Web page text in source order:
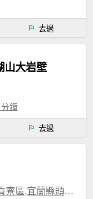
去過
山大岩壁
鐘
去過
新北市雙溪區,新北市貢寮區,宜蘭縣頭城鎮